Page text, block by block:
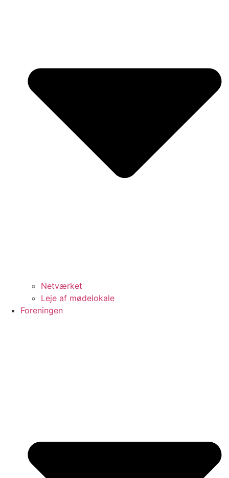
Netværket
Leje af mødelokale
Foreningen